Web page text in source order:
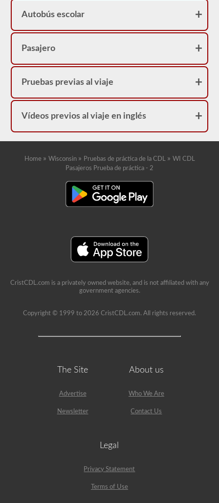
Autobús escolar
Pasajero
Pruebas previas al viaje
Vídeos previos al viaje en inglés
Home » Wisconsin » Pruebas de práctica de la CDL » WI CDL
Pasajeros Prueba de práctica - 2
CristCDL.com is a privately owned website, and is not affiliated with any
government agencies.
Copyright © 1999 to 2026 CristCDL.com. All rights reserved.
The Site
Advertise
Newsletter
About us
Who We Are
Contact Us
Legal
Privacy Statement
Terms of Use